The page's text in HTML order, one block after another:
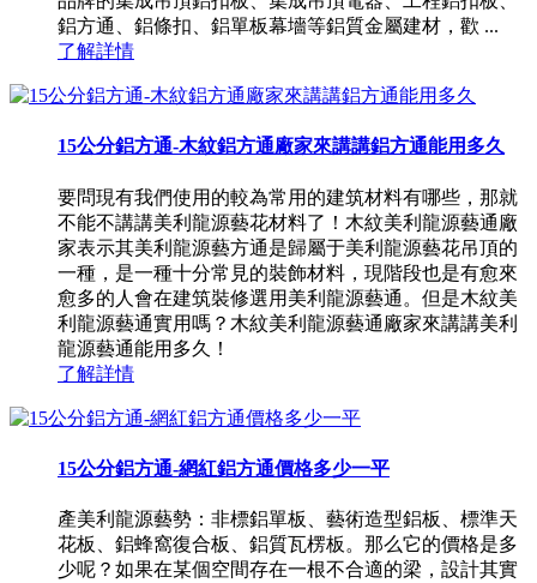
鋁方通、鋁條扣、鋁單板幕墻等鋁質金屬建材，歡 ...
了解詳情
15公分鋁方通-木紋鋁方通廠家來講講鋁方通能用多久
要問現有我們使用的較為常用的建筑材料有哪些，那就
不能不講講美利龍源藝花材料了！木紋美利龍源藝通廠
家表示其美利龍源藝方通是歸屬于美利龍源藝花吊頂的
一種，是一種十分常見的裝飾材料，現階段也是有愈來
愈多的人會在建筑裝修選用美利龍源藝通。但是木紋美
利龍源藝通實用嗎？木紋美利龍源藝通廠家來講講美利
龍源藝通能用多久！
了解詳情
15公分鋁方通-網紅鋁方通價格多少一平
產美利龍源藝勢：非標鋁單板、藝術造型鋁板、標準天
花板、鋁蜂窩復合板、鋁質瓦楞板。那么它的價格是多
少呢？如果在某個空間存在一根不合適的梁，設計其實